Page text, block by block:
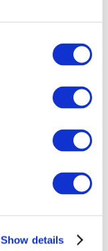
Show details
Événements
Concerts